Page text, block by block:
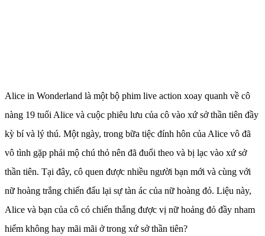
Alice in Wonderland là một bộ phim live action xoay quanh về cô
nàng 19 tuổi Alice và cuộc phiêu lưu của cô vào xứ sở thần tiên đầy
kỳ bí và lý thú. Một ngày, trong bữa tiệc đính hôn của Alice vô đã
vô tình gặp phải mộ chú thỏ nên đã đuổi theo và bị lạc vào xứ sở
thần tiên. Tại đây, cô quen được nhiều người bạn mới và cùng với
nữ hoàng trắng chiến đấu lại sự tàn ác của nữ hoàng đỏ. Liệu này,
Alice và bạn của cô có chiến thắng được vị nữ hoảng đỏ đầy nham
hiểm không hay mãi mãi ở trong xứ sở thần tiên?